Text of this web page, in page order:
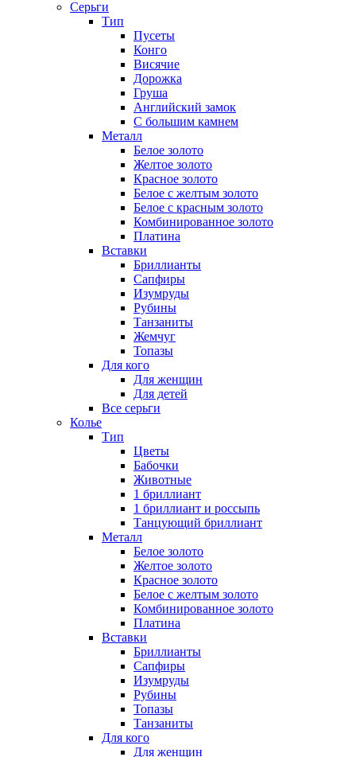
Серьги
Тип
Пусеты
Конго
Висячие
Дорожка
Груша
Английский замок
С большим камнем
Металл
Белое золото
Желтое золото
Красное золото
Белое с желтым золото
Белое с красным золото
Комбинированное золото
Платина
Вставки
Бриллианты
Сапфиры
Изумруды
Рубины
Танзаниты
Жемчуг
Топазы
Для кого
Для женщин
Для детей
Все серьги
Колье
Тип
Цветы
Бабочки
Животные
1 бриллиант
1 бриллиант и россыпь
Танцующий бриллиант
Металл
Белое золото
Желтое золото
Красное золото
Белое с желтым золото
Комбинированное золото
Платина
Вставки
Бриллианты
Сапфиры
Изумруды
Рубины
Топазы
Танзаниты
Для кого
Для женщин